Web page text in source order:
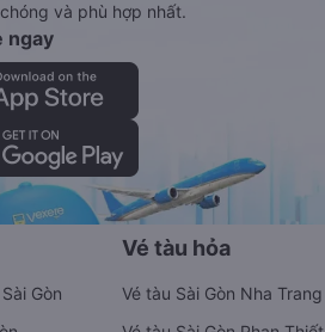
và phù hợp nhất.
ngay
Gòn
Vé tàu hỏa
Vé tàu Sài Gòn Nha Trang